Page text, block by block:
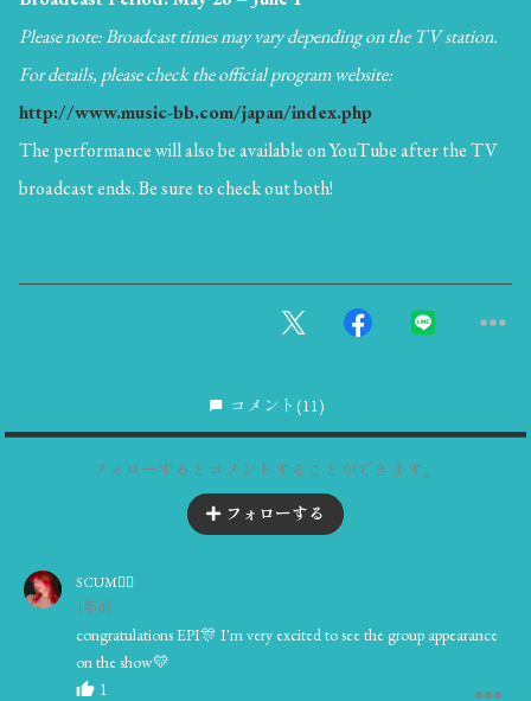
Please note: Broadcast times may vary depending on the TV station.
For details, please check the official program website:
http://www.music-bb.com/japan/index.php
The performance will also be available on YouTube after the TV
broadcast ends. Be sure to check out both!
コメント (11)
フォローするとコメントすることができます。
フォローする
SCUM❤️‍🔥
1年前
congratulations EPI🎊 I'm very excited to see the group appearance
on the show💛
1